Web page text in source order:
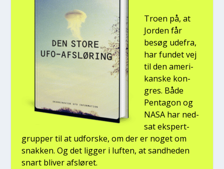
Tro­en på, at
Jor­den får
besøg ude­fra,
har fun­det vej
til den ame­ri­
kan­ske kon­
gres. Både
Pen­ta­gon og
NASA har ned­
sat eks­pert­
grup­per til at udfor­ske, om der er noget om
snak­ken. Og det lig­ger i luf­ten, at sand­he­den
snart bli­ver afslø­ret.